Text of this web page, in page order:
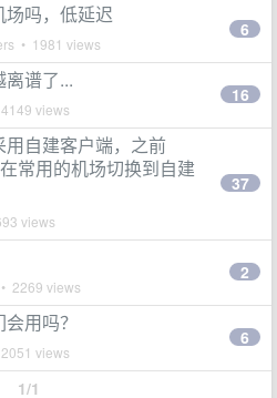
吗，低延迟
• 1981 views
6
谱了...
views
16
自建客户端，之前
常用的机场切换到自建
views
37
2269 views
2
用吗？
views
6
1/1